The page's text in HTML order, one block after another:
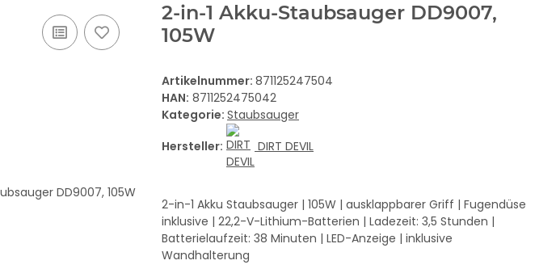
2-in-1 Akku-Staubsauger DD9007,
105W
Artikelnummer: 871125247504
HAN: 8711252475042
Kategorie: Staubsauger
Hersteller:
DIRT DEVIL
2-in-1 Akku Staubsauger | 105W | ausklappbarer Griff | Fugendüse
inklusive | 22,2-V-Lithium-Batterien | Ladezeit: 3,5 Stunden |
Batterielaufzeit: 38 Minuten | LED-Anzeige | inklusive
Wandhalterung